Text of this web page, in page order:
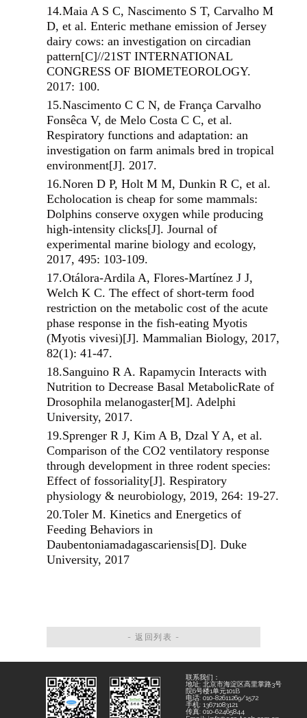
14.Maia A S C, Nascimento S T, Carvalho M
D, et al. Enteric methane emission of Jersey
dairy cows: an investigation on circadian
pattern[C]//21ST INTERNATIONAL
CONGRESS OF BIOMETEOROLOGY.
2017: 100.
15.Nascimento C C N, de França Carvalho
Fonsêca V, de Melo Costa C C, et al.
Respiratory functions and adaptation: an
investigation on farm animals bred in tropical
environment[J]. 2017.
16.Noren D P, Holt M M, Dunkin R C, et al.
Echolocation is cheap for some mammals:
Dolphins conserve oxygen while producing
high-intensity clicks[J]. Journal of
experimental marine biology and ecology,
2017, 495: 103-109.
17.Otálora-Ardila A, Flores-Martínez J J,
Welch K C. The effect of short-term food
restriction on the metabolic cost of the acute
phase response in the fish-eating Myotis
(Myotis vivesi)[J]. Mammalian Biology, 2017,
82(1): 41-47.
18.Sanguino R A. Rapamycin Interacts with
Nutrition to Decrease Basal MetabolicRate of
Drosophila melanogaster[M]. Adelphi
University, 2017.
19.Sprenger R J, Kim A B, Dzal Y A, et al.
Comparison of the CO2 ventilatory response
through development in three rodent species:
Effect of fossoriality[J]. Respiratory
physiology & neurobiology, 2019, 264: 19-27.
20.Toler M. Kinetics and Energetics of
Feeding Behaviors in
Daubentoniamadagascariensis[D]. Duke
University, 2017
- 返回列表 -
联系我们：
地址: 北京市海淀区高里掌路3号
院6号楼1单元101B
电话: 010-82611269/1572
手机: 13671083121
传真: 010-62465844